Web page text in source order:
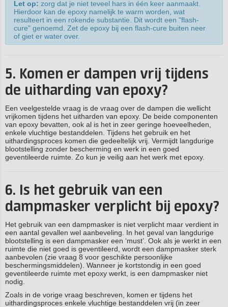
Let op: zorg dat je niet teveel hars in één keer aanmaakt.
Hierdoor kan de epoxy namelijk te warm worden, wat
resulteert in een rokende substantie. Dit wordt een "flash-
cure" genoemd. Zet de epoxy bij een flash-cure buiten neer
of giet er water over.
5. Komen er dampen vrij tijdens
de uitharding van epoxy?
Een veelgestelde vraag is de vraag over de dampen die wellicht
vrijkomen tijdens het uitharden van epoxy. De beide componenten
van epoxy bevatten, ook al is het in zeer geringe hoeveelheden,
enkele vluchtige bestanddelen. Tijdens het gebruik en het
uithardingsproces komen die gedeeltelijk vrij. Vermijdt langdurige
blootstelling zonder bescherming en werk in een goed
geventileerde ruimte. Zo kun je veilig aan het werk met epoxy.
6. Is het gebruik van een
dampmasker verplicht bij epoxy?
Het gebruik van een dampmasker is niet verplicht maar verdient in
een aantal gevallen wel aanbeveling. In het geval van langdurige
blootstelling is een dampmasker een ‘must’. Ook als je werkt in een
ruimte die niet goed is geventileerd, wordt een dampmasker sterk
aanbevolen (zie vraag 8 voor geschikte persoonlijke
beschermingsmiddelen). Wanneer je kortstondig in een goed
geventileerde ruimte met epoxy werkt, is een dampmasker niet
nodig.
Zoals in de vorige vraag beschreven, komen er tijdens het
uithardingsproces enkele vluchtige bestanddelen vrij (in zeer